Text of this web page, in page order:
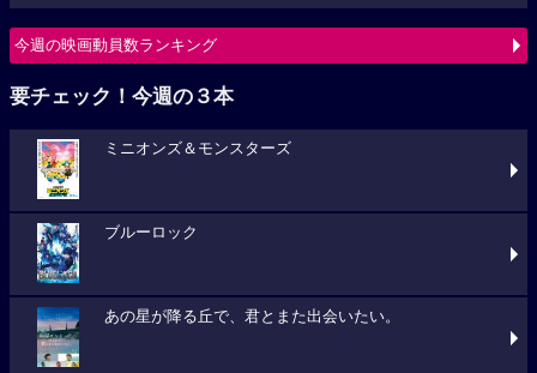
今週の映画動員数ランキング
要チェック！今週の３本
ミニオンズ＆モンスターズ
ブルーロック
あの星が降る丘で、君とまた出会いたい。